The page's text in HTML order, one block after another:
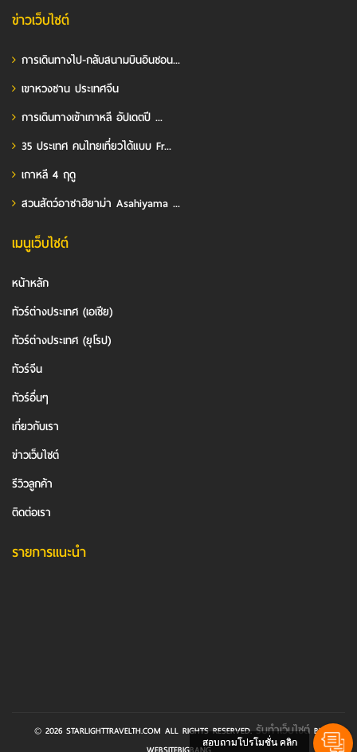
ข่าวเว็บไซต์
การเดินทางไป-กลับสนามบินอินชอน...
เขาหวงซาน ประเทศจีน
การเดินทางเข้าเกาหลี อัปเดตปี ...
35 ประเทศ คนไทยเที่ยวได้แบบ Fr...
เกาหลี 4 ฤดู
สวนสัตว์อาซาฮิยาม่า Asahiyama ...
เมนูเว็บไซต์
หน้าหลัก
ทัวร์ต่างประเทศ (เอเชีย)
ทัวร์ต่างประเทศ (ยุโรป)
ทัวร์จีน
ทัวร์อื่นๆ
เกี่ยวกับเรา
ข่าวเว็บไซต์
รีวิวลูกค้า
ติดต่อเรา
รายการแนะนำ
© 2026 STARLIGHTTRAVELTH.COM ALL RIGHTS RESERVED.รับทำเว็บไซต์BY
สอบถามโปรโมชั่น คลิก